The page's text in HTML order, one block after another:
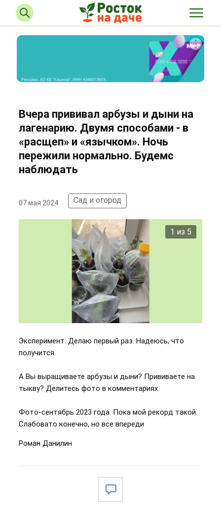
Вчера прививал арбузы и дыни на
лагенарию. Двумя способами - в
«расщеп» и «язычком». Ночь
пережили нормально. Будемс
наблюдать
07 мая 2024 Сад и огород
2 из 5
Эксперимент. Делаю первый раз. Надеюсь, что
получится.
А Вы выращиваете арбузы и дыни? Прививаете на
тыкву? Делитесь фото в комментариях.
Фото-сентябрь 2023 года. Пока мой рекорд такой.
Слабовато конечно, но все впереди
Роман Данилин